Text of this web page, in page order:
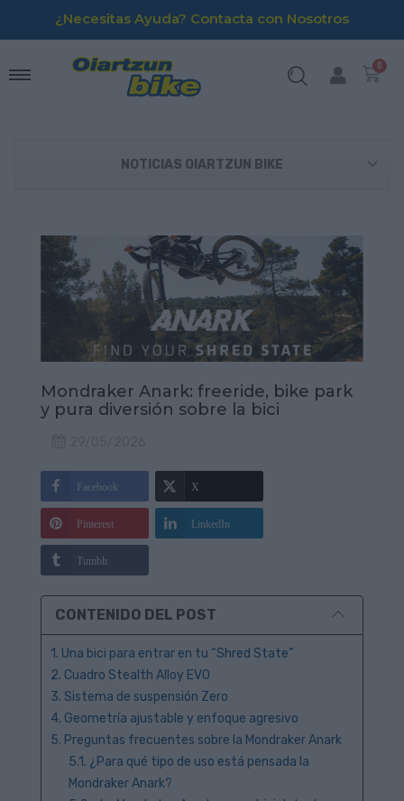
¿Necesitas Ayuda? Contacta con Nosotros
NOTICIAS OIARTZUN BIKE
Mondraker Anark: freeride, bike park
y pura diversión sobre la bici
Facebook X
Pinterest LinkedIn
Tumblr
CONTENIDO DEL POST
1. Una bici para entrar en tu “Shred State”
2. Cuadro Stealth Alloy EVO
3. Sistema de suspensión Zero
4. Geometría ajustable y enfoque agresivo
5. Preguntas frecuentes sobre la Mondraker Anark
5.1. ¿Para qué tipo de uso está pensada la
Mondraker Anark?